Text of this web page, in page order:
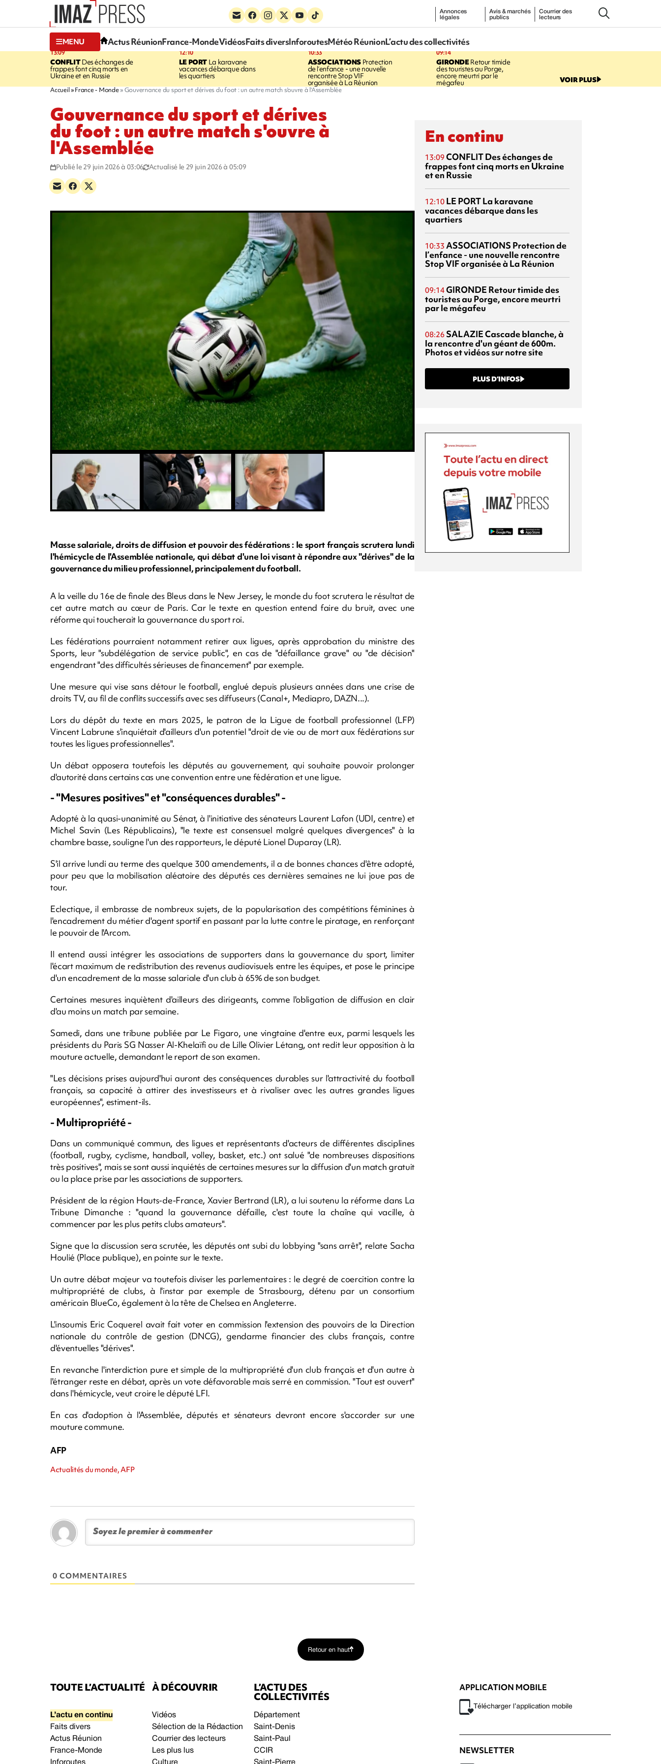
Annonces
légales
Avis & marchés
publics
Courrier des
lecteurs
MENU Actus RéunionFrance-MondeVidéosFaits diversInforoutesMétéo RéunionL’actu des collectivités
13:09
CONFLITDes échanges de
frappes font cinq morts en
Ukraine et en Russie
12:10
LE PORT La karavane
vacances débarque dans
les quartiers
10:33
ASSOCIATIONSProtection
de l’enfance - une nouvelle
rencontre Stop VIF
organisée à La Réunion
09:14
GIRONDERetour timide
des touristes au Porge,
encore meurtri par le
mégafeu VOIR PLUS
Accueil France - Monde Gouvernance du sport et dérives du foot : un autre match s'ouvre à l'Assemblée
Gouvernance du sport et dérives
du foot : un autre match s'ouvre à
l'Assemblée
Publié le 29 juin 2026 à 03:06 Actualisé le 29 juin 2026 à 05:09
Masse salariale, droits de diffusion et pouvoir des fédérations : le sport français scrutera lundi
l'hémicycle de l'Assemblée nationale, qui débat d'une loi visant à répondre aux "dérives" de la
gouvernance du milieu professionnel, principalement du football.
A la veille du 16e de finale des Bleus dans le New Jersey, le monde du foot scrutera le résultat de
cet autre match au cœur de Paris. Car le texte en question entend faire du bruit, avec une
réforme qui toucherait la gouvernance du sport roi.
Les fédérations pourraient notamment retirer aux ligues, après approbation du ministre des
Sports, leur "subdélégation de service public", en cas de "défaillance grave" ou "de décision"
engendrant "des difficultés sérieuses de financement" par exemple.
Une mesure qui vise sans détour le football, englué depuis plusieurs années dans une crise de
droits TV, au fil de conflits successifs avec ses diffuseurs (Canal+, Mediapro, DAZN...).
Lors du dépôt du texte en mars 2025, le patron de la Ligue de football professionnel (LFP)
Vincent Labrune s'inquiétait d'ailleurs d'un potentiel "droit de vie ou de mort aux fédérations sur
toutes les ligues professionnelles".
Un débat opposera toutefois les députés au gouvernement, qui souhaite pouvoir prolonger
d'autorité dans certains cas une convention entre une fédération et une ligue.
- "Mesures positives" et "conséquences durables" -
Adopté à la quasi-unanimité au Sénat, à l'initiative des sénateurs Laurent Lafon (UDI, centre) et
Michel Savin (Les Républicains), "le texte est consensuel malgré quelques divergences" à la
chambre basse, souligne l'un des rapporteurs, le député Lionel Duparay (LR).
S'il arrive lundi au terme des quelque 300 amendements, il a de bonnes chances d'être adopté,
pour peu que la mobilisation aléatoire des députés ces dernières semaines ne lui joue pas de
tour.
Eclectique, il embrasse de nombreux sujets, de la popularisation des compétitions féminines à
l'encadrement du métier d'agent sportif en passant par la lutte contre le piratage, en renforçant
le pouvoir de l'Arcom.
Il entend aussi intégrer les associations de supporters dans la gouvernance du sport, limiter
l'écart maximum de redistribution des revenus audiovisuels entre les équipes, et pose le principe
d'un encadrement de la masse salariale d'un club à 65% de son budget.
Certaines mesures inquiètent d'ailleurs des dirigeants, comme l'obligation de diffusion en clair
d'au moins un match par semaine.
Samedi, dans une tribune publiée par Le Figaro, une vingtaine d'entre eux, parmi lesquels les
présidents du Paris SG Nasser Al-Khelaïfi ou de Lille Olivier Létang, ont redit leur opposition à la
mouture actuelle, demandant le report de son examen.
"Les décisions prises aujourd'hui auront des conséquences durables sur l'attractivité du football
français, sa capacité à attirer des investisseurs et à rivaliser avec les autres grandes ligues
européennes", estiment-ils.
- Multipropriété -
Dans un communiqué commun, des ligues et représentants d'acteurs de différentes disciplines
(football, rugby, cyclisme, handball, volley, basket, etc.) ont salué "de nombreuses dispositions
très positives", mais se sont aussi inquiétés de certaines mesures sur la diffusion d'un match gratuit
ou la place prise par les associations de supporters.
Président de la région Hauts-de-France, Xavier Bertrand (LR), a lui soutenu la réforme dans La
Tribune Dimanche : "quand la gouvernance défaille, c'est toute la chaîne qui vacille, à
commencer par les plus petits clubs amateurs".
Signe que la discussion sera scrutée, les députés ont subi du lobbying "sans arrêt", relate Sacha
Houlié (Place publique), en pointe sur le texte.
Un autre débat majeur va toutefois diviser les parlementaires : le degré de coercition contre la
multipropriété de clubs, à l'instar par exemple de Strasbourg, détenu par un consortium
américain BlueCo, également à la tête de Chelsea en Angleterre.
L'insoumis Eric Coquerel avait fait voter en commission l'extension des pouvoirs de la Direction
nationale du contrôle de gestion (DNCG), gendarme financier des clubs français, contre
d'éventuelles "dérives".
En revanche l'interdiction pure et simple de la multipropriété d'un club français et d'un autre à
l'étranger reste en débat, après un vote défavorable mais serré en commission. "Tout est ouvert"
dans l'hémicycle, veut croire le député LFI.
En cas d'adoption à l'Assemblée, députés et sénateurs devront encore s'accorder sur une
mouture commune.
AFP
Actualités du monde, AFP
0 COMMENTAIRES
En continu
13:09 CONFLITDes échanges de
frappes font cinq morts en Ukraine
et en Russie
12:10 LE PORTLa karavane
vacances débarque dans les
quartiers
10:33 ASSOCIATIONS Protection de
l’enfance - une nouvelle rencontre
Stop VIF organisée à La Réunion
09:14GIRONDE Retour timide des
touristes au Porge, encore meurtri
par le mégafeu
08:26 SALAZIECascade blanche, à
la rencontre d'un géant de 600m.
Photos et vidéos sur notre site
PLUS D’INFOS
Retour en haut
TOUTE L’ACTUALITÉ
L’actu en continu
Faits divers
Actus Réunion
France-Monde
Inforoutes
À DÉCOUVRIR
Vidéos
Sélection de la Rédaction
Courrier des lecteurs
Les plus lus
Culture
L’ACTU DES
COLLECTIVITÉS
Département
Saint-Denis
Saint-Paul
CCIR
Saint-Pierre
APPLICATION MOBILE
Télécharger l’application mobile
NEWSLETTER